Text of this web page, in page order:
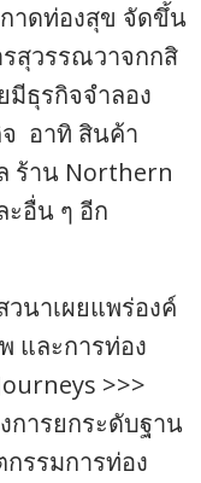
าดท่องสุข จัดขึ้น
สุวรรณวาจกกสิ
ธุรกิจจำลอง
อาทิ สินค้า
ร้าน Northern
อื่น ๆ อีก
นาเผยแพร่องค์
และการท่อง
>>>
การยกระดับฐาน
รรมการท่อง